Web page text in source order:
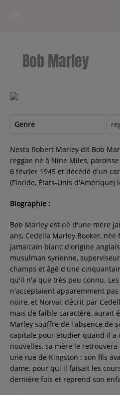
RADIOPLAYER
PODCASTS
CONCOURS
Contact
Régie Publicitaire
Fréquences
Recherche d'un titre
Bob Marley
Genre
Nesta Robert Marley dit Bob
reggae né à Nine Miles,
6 février 1945 et décédé d'un
(Floride, États-Unis d'Amérique)
Biographie :
Bob Marley est né d'une mère
ans, Cedella Marley Booker,
jamaïcain blanc d'origine
musulman syrienne,
champs et âgé d'une
qu'il n'a que très peu connu.
n'acceptaient apparemment
noire, et Norval, décrit par
mais de faible caractère, aurait
Marley souffre de l'absence de
capitale pour étudier quand il a
nouvelles, sa mère le
une rue de Kingston : son fils
dame, pour qui il faisait les
dernière fois et reprend son